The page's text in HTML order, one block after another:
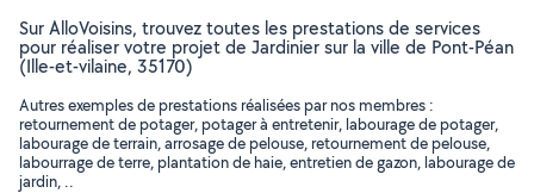
Sur AlloVoisins, trouvez toutes les prestations de services
pour réaliser votre projet de Jardinier sur la ville de Pont-Péan
(Ille-et-vilaine, 35170)
Autres exemples de prestations réalisées par nos membres :
retournement de potager, potager à entretenir, labourage de potager,
labourage de terrain, arrosage de pelouse, retournement de pelouse,
labourrage de terre, plantation de haie, entretien de gazon, labourage de
jardin, ..